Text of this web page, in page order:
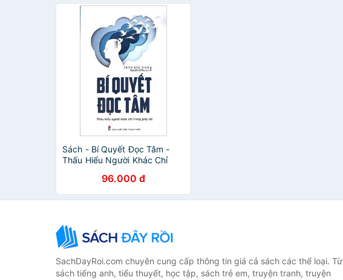
Sách - Bí Quyết Đọc Tâm -
Thấu Hiểu Người Khác Chỉ
8936067600889
96.000 đ
SachDayRoi.com chuyên cung cấp thông tin giá cả sách các thể loại. Từ
sách tiếng anh, tiểu thuyết, học tập, sách trẻ em, truyện tranh, truyện